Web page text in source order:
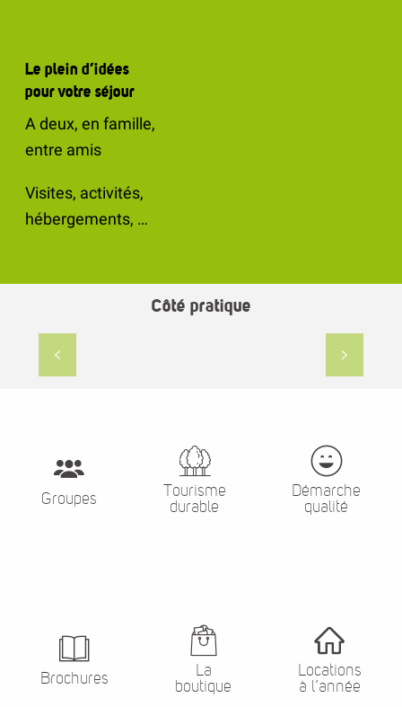
Le plein d’idées
pour votre séjour
A deux, en famille,
entre amis
Visites, activités,
hébergements, …
Côté pratique
Groupes
Tourisme
durable
Démarche
qualité
Brochures
La
boutique
Locations
à l’année